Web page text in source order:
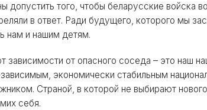
допустить того, чтобы беларусские войска
в ответ. Ради будущего, которого мы
нам и нашим детям.
зависимости от опасного соседа – это наш
экономически стабильным
Страной, в которой не выбирают
себя.